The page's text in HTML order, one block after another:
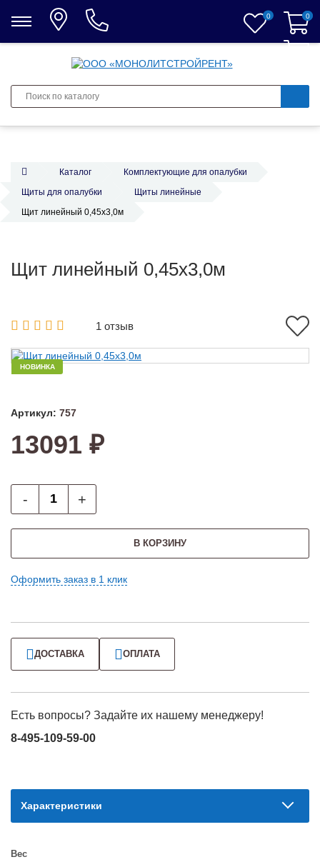
0 0
0
Каталог
Комплектующие для опалубки
Щиты для опалубки
Щиты линейные
Щит линейный 0,45х3,0м
Щит линейный 0,45х3,0м
1 отзыв
НОВИНКА
Артикул: 757
13091 ₽
- +
В КОРЗИНУ
Оформить заказ в 1 клик
ДОСТАВКА ОПЛАТА
Есть вопросы? Задайте их нашему менеджеру!
8-495-109-59-00
Характеристики
Вес